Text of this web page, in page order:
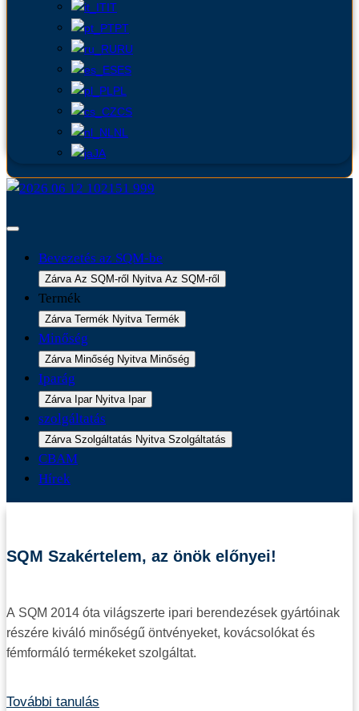
IT
PT
RU
ES
PL
CS
NL
JA
Bevezetés az SQM-be
Zárva Az SQM-ről Nyitva Az SQM-ről
Termék
Zárva Termék Nyitva Termék
Minőség
Zárva Minőség Nyitva Minőség
Iparág
Zárva Ipar Nyitva Ipar
szolgáltatás
Zárva Szolgáltatás Nyitva Szolgáltatás
CBAM
Hírek
SQM Szakértelem, az önök előnyei!
A SQM 2014 óta világszerte ipari berendezések gyártóinak
részére kiváló minőségű öntvényeket, kovácsolókat és
fémformáló termékeket szolgáltat.
További tanulás